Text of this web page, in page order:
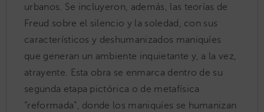
urbanos. Se incluyeron, además, las teorías de
Freud sobre el silencio y la soledad, con sus
característicos y deshumanizados maniquíes
que generan un ambiente inquietante y, a la vez,
atrayente. Esta obra se enmarca dentro de su
segunda etapa pictórica o de metafísica
“reformada”, donde los maniquíes se humanizan